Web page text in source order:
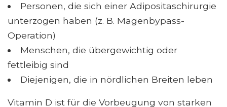
Personen, die sich einer Adipositaschirurgie
unterzogen haben (z. B. Magenbypass-
Operation)
Menschen, die übergewichtig oder
fettleibig sind
Diejenigen, die in nördlichen Breiten leben
Vitamin D ist für die Vorbeugung von starken